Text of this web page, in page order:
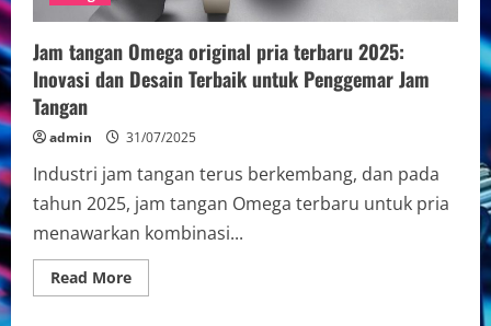
Jam tangan Omega original pria terbaru 2025:
Inovasi dan Desain Terbaik untuk Penggemar Jam
Tangan
admin 31/07/2025
Industri jam tangan terus berkembang, dan pada
tahun 2025, jam tangan Omega terbaru untuk pria
menawarkan kombinasi...
Read MoreRead
more